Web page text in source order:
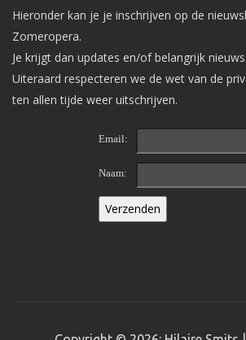
Hieronder kan je je inschrijven op de
Zomeropera.
Je krijgt dan updates en/of belangrijk nieuws.
Uiteraard respecteren we de wet van de
ten allen tijde weer uitschrijven.
Email:
Naam: